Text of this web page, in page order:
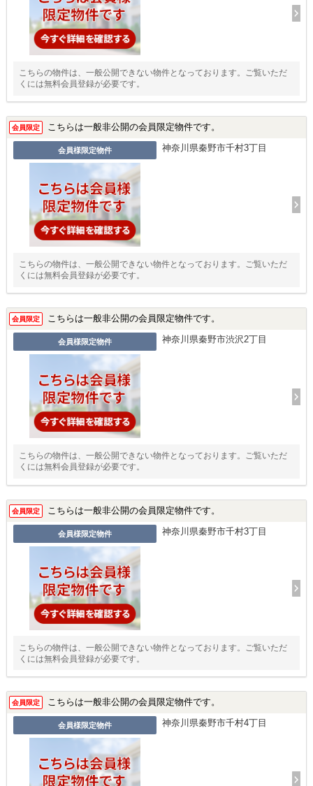
こちらの物件は、一般公開できない物件となっております。ご覧いただ
くには無料会員登録が必要です。
会員限定 こちらは一般非公開の会員限定物件です。
会員様限定物件 神奈川県秦野市千村3丁目
こちらの物件は、一般公開できない物件となっております。ご覧いただ
くには無料会員登録が必要です。
会員限定 こちらは一般非公開の会員限定物件です。
会員様限定物件 神奈川県秦野市渋沢2丁目
こちらの物件は、一般公開できない物件となっております。ご覧いただ
くには無料会員登録が必要です。
会員限定 こちらは一般非公開の会員限定物件です。
会員様限定物件 神奈川県秦野市千村3丁目
こちらの物件は、一般公開できない物件となっております。ご覧いただ
くには無料会員登録が必要です。
会員限定 こちらは一般非公開の会員限定物件です。
会員様限定物件 神奈川県秦野市千村4丁目